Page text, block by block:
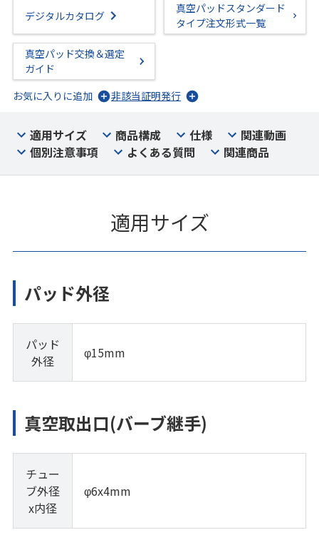
デジタルカタログ
真空パッドスタンダード
タイプ注文形式一覧
真空パッド交換＆選定
ガイド
お気に入りに追加
非該当証明発行
適用サイズ 商品構成 仕様
関連動画
個別注意事項
よくある質問 関連商品
適用サイズ
パッド外径
パッド
外径
φ15mm
真空取出口(バーブ継手)
チュー
ブ外径
x内径
φ6x4mm